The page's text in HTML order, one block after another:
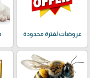
عروضات لفترة محدودة